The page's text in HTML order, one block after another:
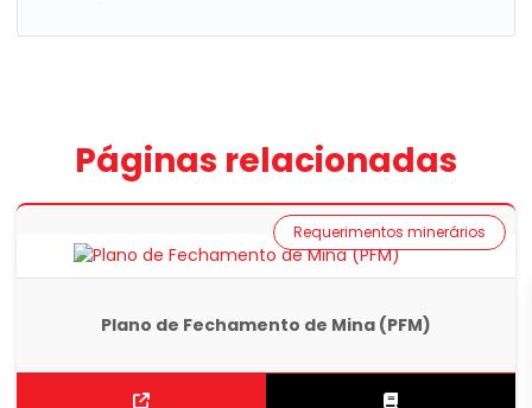
Páginas relacionadas
Plano de Fechamento de Mina (PFM)
Requerimentos minerários